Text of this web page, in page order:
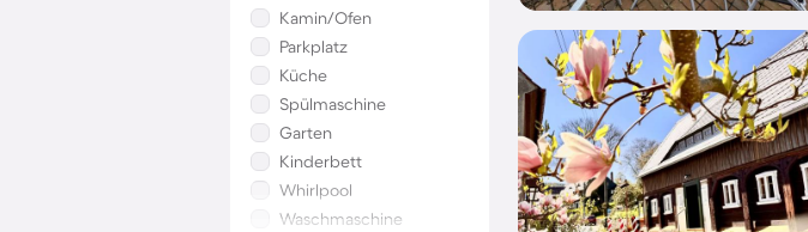
Kamin/Ofen
Parkplatz
Küche
Spülmaschine
Garten
Kinderbett
Whirlpool
Waschmaschine